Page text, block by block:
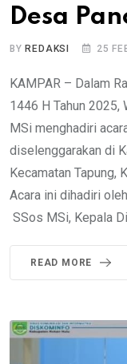
Desa
BY REDAKSI 25
KAMPAR – Dalam
1446 H Tahun 2025,
MSi menghadiri
diselenggarakan di
Kecamatan Tapung,
Acara ini dihadiri
SSos MSi, Kepala
READ MORE